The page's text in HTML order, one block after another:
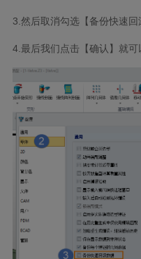
3.然后取消勾选【备份快速回
4.最后我们点击【确认】就可